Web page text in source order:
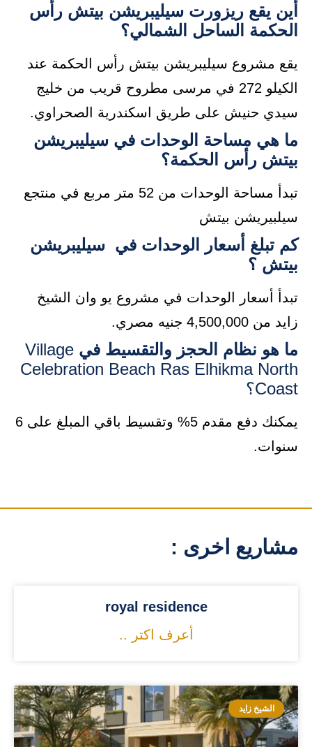
أين يقع ريزورت سيليبريشن بيتش رأس
الحكمة الساحل الشمالي؟
يقع مشروع سيليبريشن بيتش رأس الحكمة عند
الكيلو 272 في مرسى مطروح قريب من خليج
سيدي حنيش على طريق اسكندرية الصحراوي.
ما هي مساحة الوحدات في سيليبريشن
بيتش رأس الحكمة؟
تبدأ مساحة الوحدات من 52 متر مربع في منتجع
سيلبيريشن بيتش
كم تبلغ أسعار الوحدات في سيليبريشن
بيتش ؟
تبدأ أسعار الوحدات في مشروع يو وان الشيخ
زايد من 4,500,000 جنيه مصري.
ما هو نظام الحجز والتقسيط في Village
Celebration Beach Ras Elhikma North
Coast؟
يمكنك دفع مقدم 5% وتقسيط باقي المبلغ على 6
سنوات.
مشاريع اخرى :
royal residence
أعرف اكتر ..
الشيخ زايد